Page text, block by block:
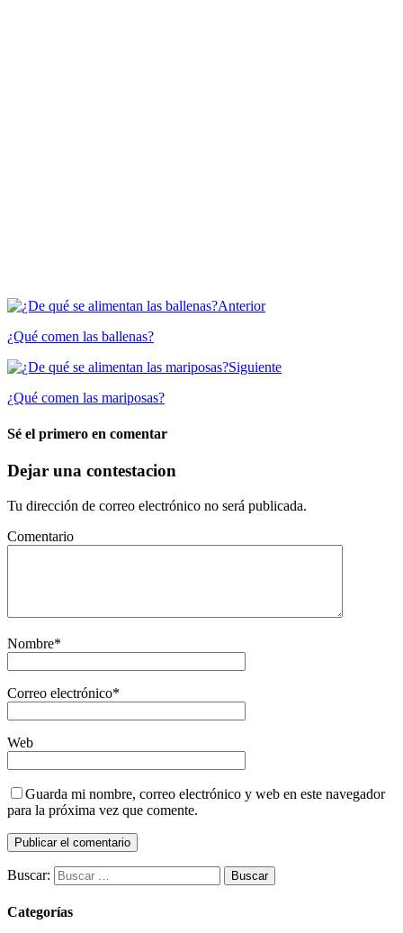
Anterior
¿Qué comen las ballenas?
Siguiente
¿Qué comen las mariposas?
Sé el primero en comentar
Dejar una contestacion
Tu dirección de correo electrónico no será publicada.
Comentario
Nombre*
Correo electrónico*
Web
Guarda mi nombre, correo electrónico y web en este navegador
para la próxima vez que comente.
Buscar:
Categorías